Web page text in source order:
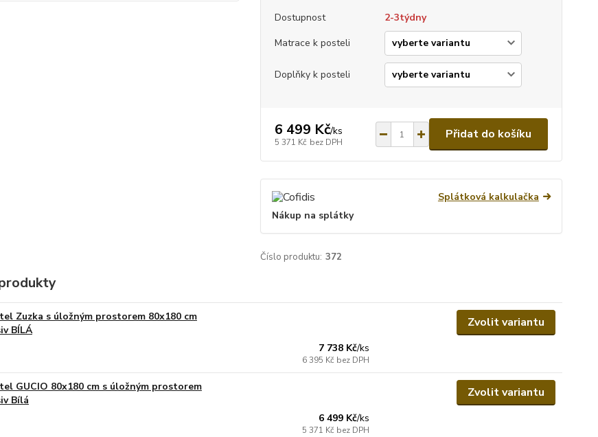
Dostupnost
2-3týdny
Matrace k posteli
Doplňky k posteli
6 499 Kč/ks
5 371 Kč bez DPH
Přidat do košíku
Splátková kalkulačka
Nákup na splátky
Číslo produktu: 372
Zuzka s úložným prostorem 80x180 cm
BÍLÁ
7 738 Kč/ks
6 395 Kč bez DPH
Zvolit variantu
GUCIO 80x180 cm s úložným prostorem
Bílá
6 499 Kč/ks
5 371 Kč bez DPH
Zvolit variantu